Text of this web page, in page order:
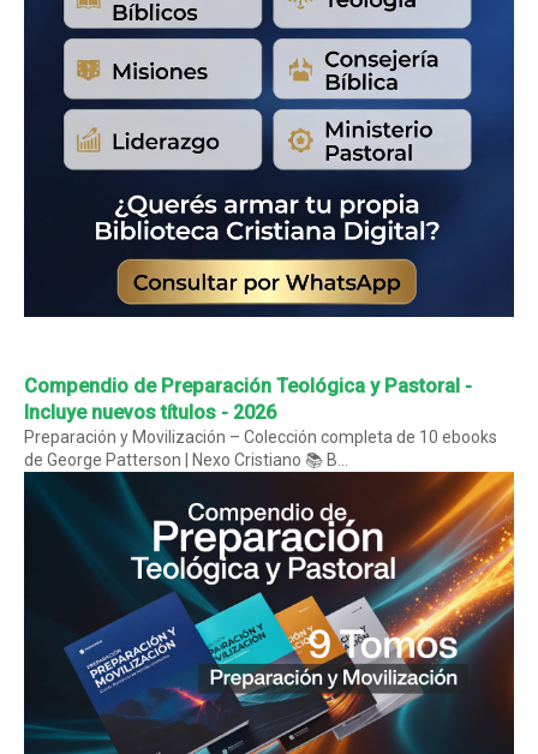
Compendio de Preparación Teológica y Pastoral -
Incluye nuevos títulos - 2026
Preparación y Movilización – Colección completa de 10 ebooks
de George Patterson | Nexo Cristiano 📚 B...